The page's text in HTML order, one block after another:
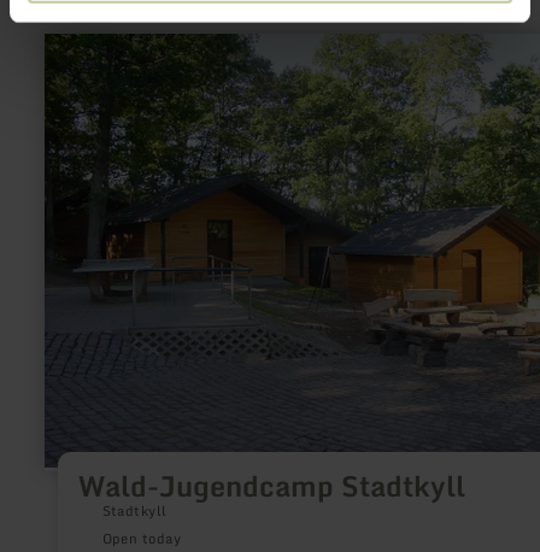
Wald-Jugendcamp Stadtkyll
Stadtkyll
Open today
learn
more
about:
Wald-
Jugendcamp
Stadtkyll